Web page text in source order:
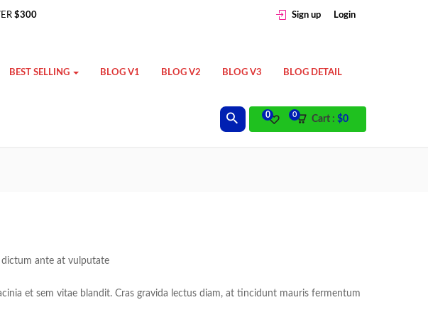
$300 Sign up Login
BEST SELLING BLOG V1 BLOG V2 BLOG V3 BLOG DETAIL
Cart : $0
0
0
dictum ante at vulputate
et sem vitae blandit. Cras gravida lectus diam, at tincidunt mauris fermentum